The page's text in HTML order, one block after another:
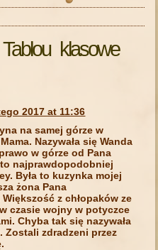
klasowe
2017 at 11:36
na samej górze w
Nazywała się Wanda
w górze od Pana
najprawdopodobniej
Była to kuzynka mojej
żona Pana
z chłopaków ze
czasie wojny w potyczce
Chyba tak się nazywała
Zostali zdradzeni przez